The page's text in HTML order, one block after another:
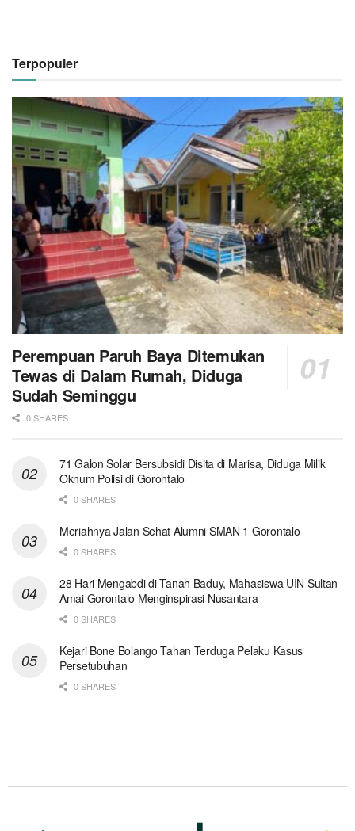
Terpopuler
Perempuan Paruh Baya Ditemukan
Tewas di Dalam Rumah, Diduga
Sudah Seminggu
0 SHARES
71 Galon Solar Bersubsidi Disita di Marisa, Diduga Milik
Oknum Polisi di Gorontalo
0 SHARES
Meriahnya Jalan Sehat Alumni SMAN 1 Gorontalo
0 SHARES
28 Hari Mengabdi di Tanah Baduy, Mahasiswa UIN Sultan
Amai Gorontalo Menginspirasi Nusantara
0 SHARES
Kejari Bone Bolango Tahan Terduga Pelaku Kasus
Persetubuhan
0 SHARES